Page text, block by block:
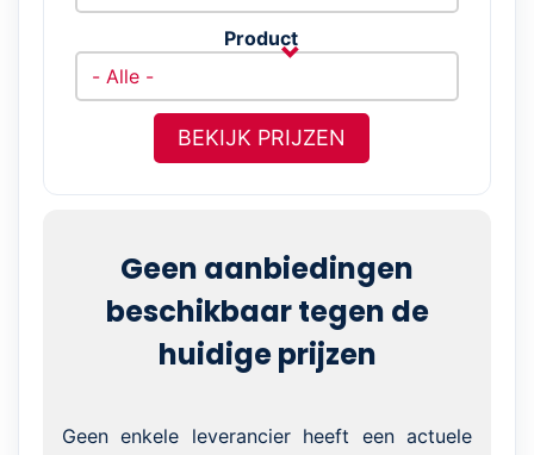
Product
BEKIJK PRIJZEN
Geen aanbiedingen
beschikbaar tegen de
huidige prijzen
Geen enkele leverancier heeft een actuele